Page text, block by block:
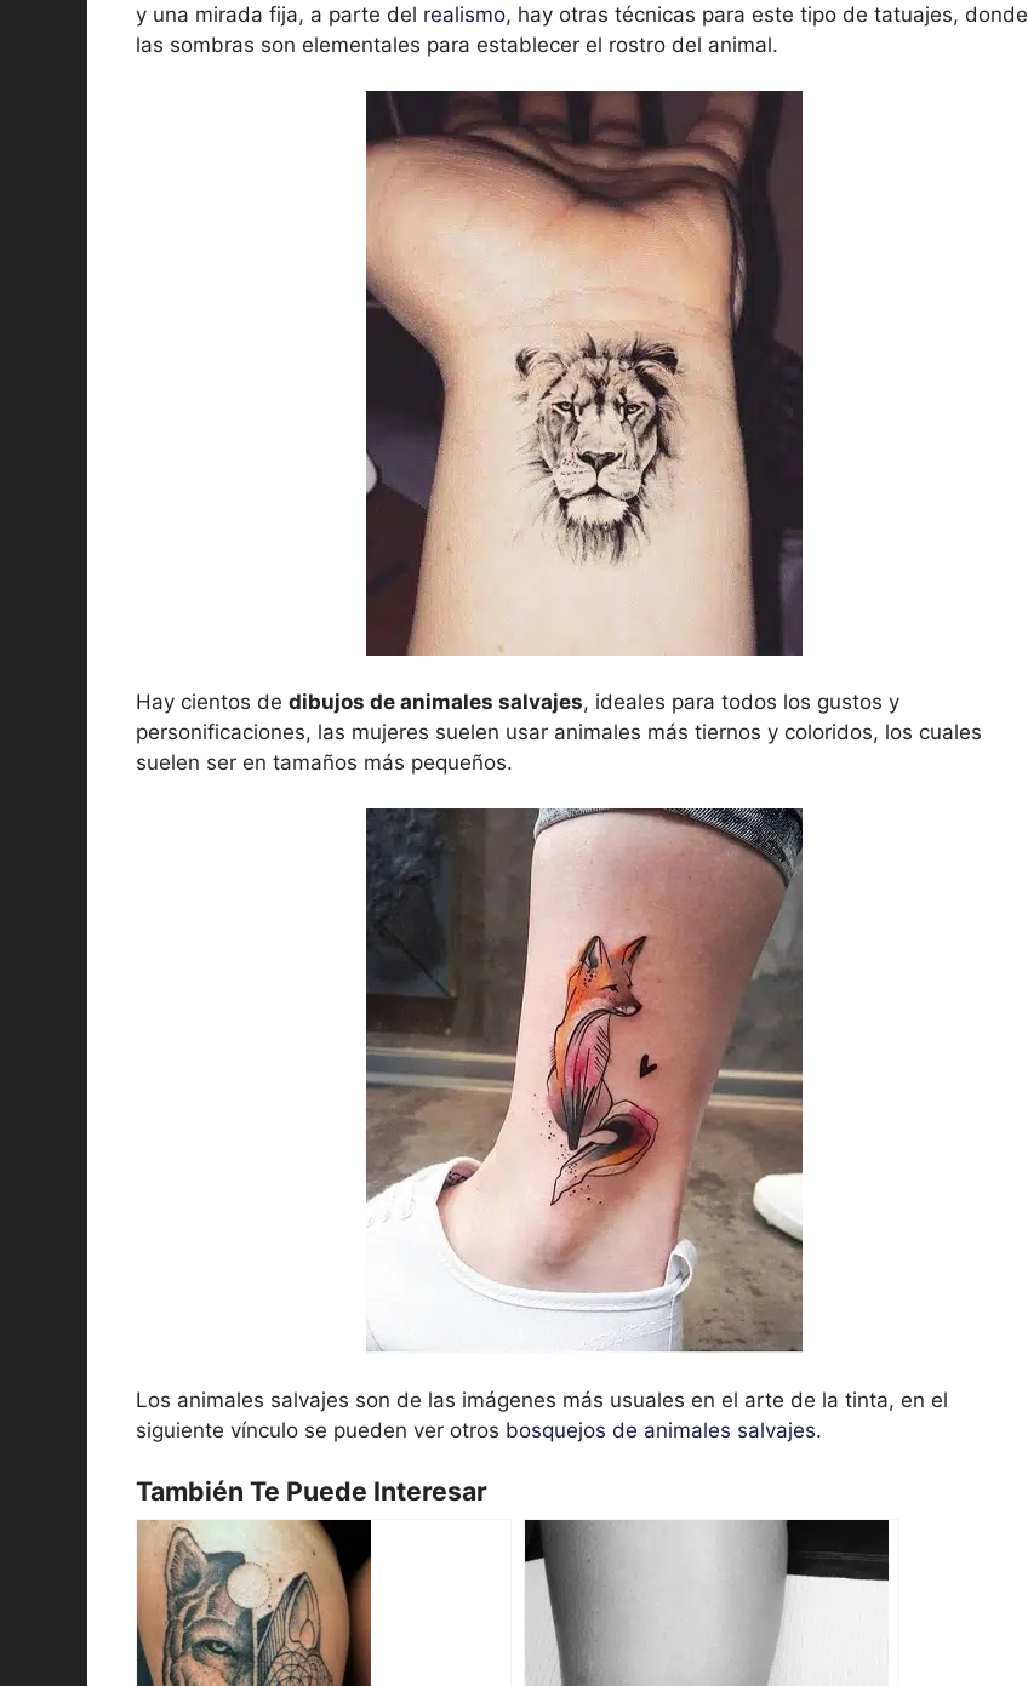
y una mirada fija, a parte del realismo, hay otras técnicas para este tipo de tatuajes, donde
las sombras son elementales para establecer el rostro del animal.
Hay cientos de dibujos de animales salvajes, ideales para todos los gustos y
personificaciones, las mujeres suelen usar animales más tiernos y coloridos, los cuales
suelen ser en tamaños más pequeños.
Los animales salvajes son de las imágenes más usuales en el arte de la tinta, en el
siguiente vínculo se pueden ver otros bosquejos de animales salvajes.
También Te Puede Interesar